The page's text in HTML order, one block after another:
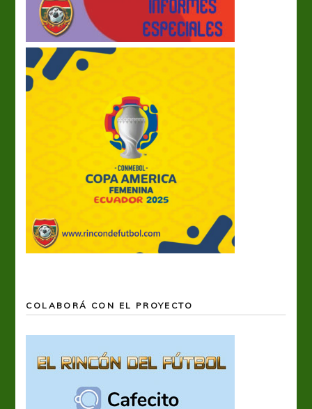
COLABORÁ CON EL PROYECTO